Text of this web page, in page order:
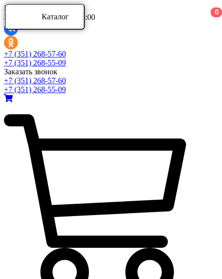
Ваш город:
Режим работы: 9:00 - 18:00
+7 (351) 268-57-60
+7 (351) 268-55-09
Заказать звонок
+7 (351) 268-57-60
+7 (351) 268-55-09
0
0
0
Каталог
Каталог
Аксессуары для ванной комнаты
Аксессуары для ванной комнаты Aquatek
Аксессуары для ванной комнаты Azario
Аксессуары для ванной комнаты BERGES
Развернуть (4)
Ванны и комплектующие
Ванны акриловые
Ванны асимметричные
Ванны стальные
(5)
Водонагреватели
Газовые водонагреватели
Электрические водонагреватели накопительные